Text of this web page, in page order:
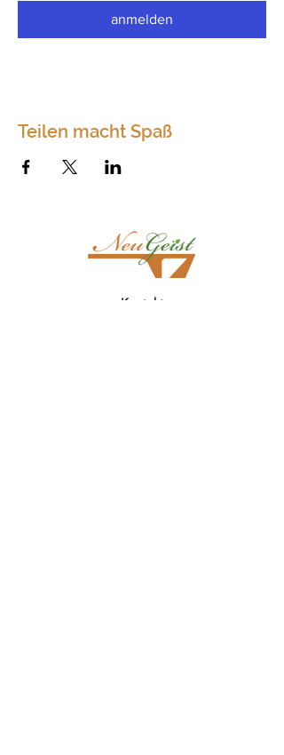
anmelden
Teilen macht Spaß
Kontakt